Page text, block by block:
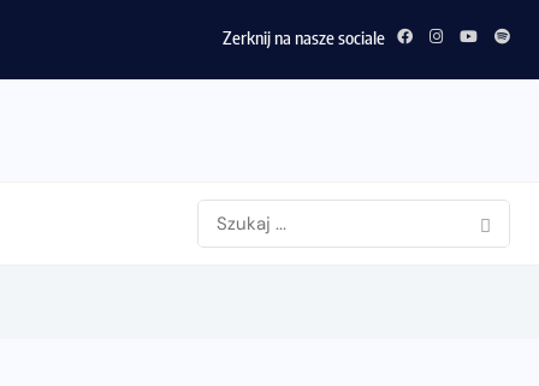
Zerknij na nasze sociale